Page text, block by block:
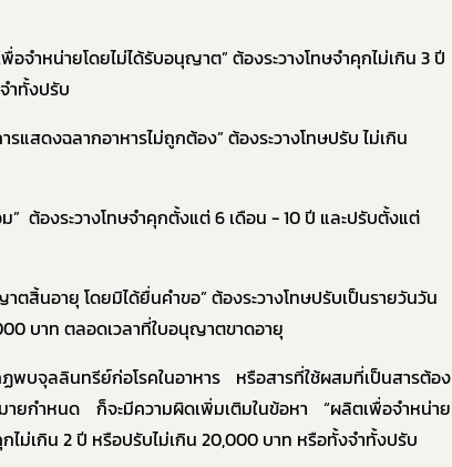
อจำหน่ายโดยไม่ได้รับอนุญาต” ต้องระวางโทษจำคุกไม่เกิน 3 ปี
ำทั้งปรับ
รแสดงฉลากอาหารไม่ถูกต้อง”ต้องระวางโทษปรับ ไม่เกิน
ต้องระวางโทษจำคุกตั้งแต่ 6 เดือน - 10 ปี และปรับตั้งแต่
สิ้นอายุ โดยมิได้ยื่นคําขอ” ต้องระวางโทษปรับเป็นรายวันวัน
บาท ตลอดเวลาที่ใบอนุญาตขาดอายุ
พบจุลลินทรีย์ก่อโรคในอาหาร หรือสารที่ใช้ผสมที่เป็นสารต้อง
ายกำหนด ก็จะมีความผิดเพิ่มเติมในข้อหา “ผลิตเพื่อจำหน่าย
กไม่เกิน 2 ปี หรือปรับไม่เกิน 20,000 บาท หรือทั้งจำทั้งปรับ